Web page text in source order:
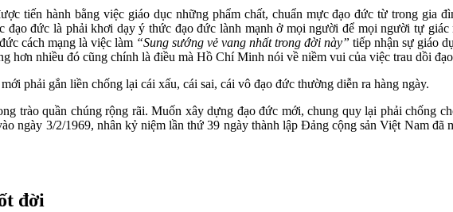
tiến hành bằng việc giáo dục những phẩm chất, chuẩn mực đạo đức từ trong gia
đạo đức là phải khơi dạy ý thức đạo đức lành mạnh ở mọi người để mọi người tự
cách mạng là việc làm “Sung sướng vẻ vang nhất trong đời này” tiếp nhận sự giáo
hơn nhiều đó cũng chính là điều mà Hồ Chí Minh nói về niềm vui của việc trau dồi
phải gắn liền chống lại cái xấu, cái sai, cái vô đạo đức thường diễn ra hàng ngày.
trào quần chúng rộng rãi. Muốn xây dựng đạo đức mới, chung quy lại phải chống
ngày 3/2/1969, nhân kỷ niệm lần thứ 39 ngày thành lập Đảng cộng sản Việt Nam
đời